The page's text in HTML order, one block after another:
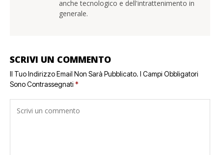
anche tecnologico e dell'intrattenimento in
generale.
SCRIVI UN COMMENTO
Il Tuo Indirizzo Email Non Sarà Pubblicato. I Campi Obbligatori
Sono Contrassegnati *